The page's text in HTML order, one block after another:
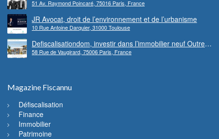
cryptomonnaie et escroqueries financières
51 Av. Raymond Poincaré, 75016 Paris, France
JR Avocat, droit de l’environnement et de l’urbanisme
10 Rue Antoine Darquier, 31000 Toulouse
Defiscalisationdom, investir dans l’immobilier neuf Outre-
mer
58 Rue de Vaugirard, 75006 Paris, France
Magazine Fiscannu
Défiscalisation
Finance
Immobilier
Patrimoine